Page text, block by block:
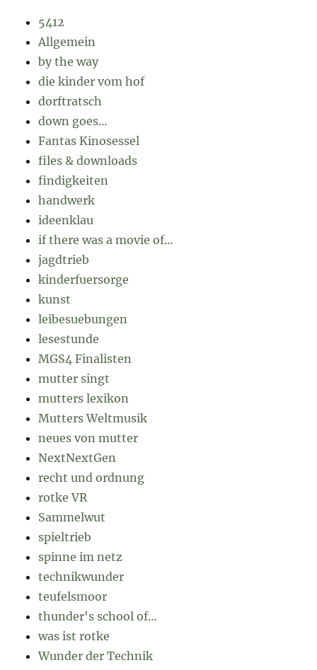
5412
Allgemein
by the way
die kinder vom hof
dorftratsch
down goes…
Fantas Kinosessel
files & downloads
findigkeiten
handwerk
ideenklau
if there was a movie of…
jagdtrieb
kinderfuersorge
kunst
leibesuebungen
lesestunde
MGS4 Finalisten
mutter singt
mutters lexikon
Mutters Weltmusik
neues von mutter
NextNextGen
recht und ordnung
rotke VR
Sammelwut
spieltrieb
spinne im netz
technikwunder
teufelsmoor
thunder's school of…
was ist rotke
Wunder der Technik